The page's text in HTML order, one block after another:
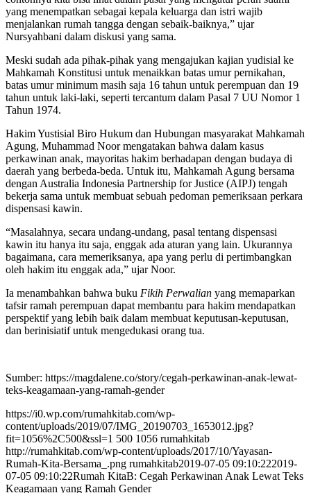
yang menempatkan sebagai kepala keluarga dan istri wajib
menjalankan rumah tangga dengan sebaik-baiknya,” ujar
Nursyahbani dalam diskusi yang sama.
Meski sudah ada pihak-pihak yang mengajukan kajian yudisial ke
Mahkamah Konstitusi untuk menaikkan batas umur pernikahan,
batas umur minimum masih saja 16 tahun untuk perempuan dan 19
tahun untuk laki-laki, seperti tercantum dalam Pasal 7 UU Nomor 1
Tahun 1974.
Hakim Yustisial Biro Hukum dan Hubungan masyarakat Mahkamah
Agung, Muhammad Noor mengatakan bahwa dalam kasus
perkawinan anak, mayoritas hakim berhadapan dengan budaya di
daerah yang berbeda-beda. Untuk itu, Mahkamah Agung bersama
dengan Australia Indonesia Partnership for Justice (AIPJ) tengah
bekerja sama untuk membuat sebuah pedoman pemeriksaan perkara
dispensasi kawin.
“Masalahnya, secara undang-undang, pasal tentang dispensasi
kawin itu hanya itu saja, enggak ada aturan yang lain. Ukurannya
bagaimana, cara memeriksanya, apa yang perlu di pertimbangkan
oleh hakim itu enggak ada,” ujar Noor.
Ia menambahkan bahwa buku Fikih Perwalian yang memaparkan
tafsir ramah perempuan dapat membantu para hakim mendapatkan
perspektif yang lebih baik dalam membuat keputusan-keputusan,
dan berinisiatif untuk mengedukasi orang tua.
Sumber: https://magdalene.co/story/cegah-perkawinan-anak-lewat-
teks-keagamaan-yang-ramah-gender
https://i0.wp.com/rumahkitab.com/wp-
content/uploads/2019/07/IMG_20190703_1653012.jpg?
fit=1056%2C500&ssl=1 500 1056 rumahkitab
http://rumahkitab.com/wp-content/uploads/2017/10/Yayasan-
Rumah-Kita-Bersama_.png rumahkitab2019-07-05 09:10:222019-
07-05 09:10:22Rumah KitaB: Cegah Perkawinan Anak Lewat Teks
Keagamaan yang Ramah Gender